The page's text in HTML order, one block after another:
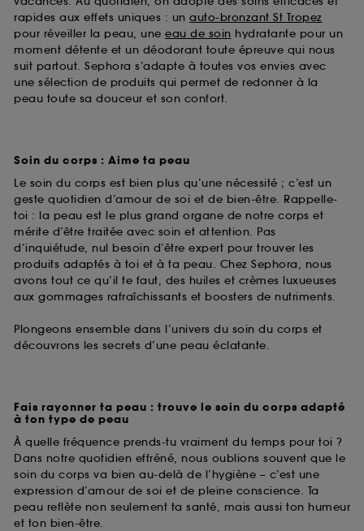
rapides aux effets uniques : un auto-bronzant St Tropez
pour réveiller la peau, une eau de soin hydratante pour un
moment détente et un déodorant toute épreuve qui nous
suit partout. Sephora s’adapte à toutes vos envies avec
une sélection de produits qui permet de redonner à la
peau toute sa douceur et son confort.
Soin du corps : Aime ta peau
Le soin du corps est bien plus qu’une nécessité ; c’est un
geste quotidien d’amour de soi et de bien-être. Rappelle-
toi : la peau est le plus grand organe de notre corps et
mérite d’être traitée avec soin et attention. Pas
d’inquiétude, nul besoin d’être expert pour trouver les
produits adaptés à toi et à ta peau. Chez Sephora, nous
avons tout ce qu’il te faut, des huiles et crèmes luxueuses
aux gommages rafraîchissants et boosters de nutriments.
Plongeons ensemble dans l’univers du soin du corps et
découvrons les secrets d’une peau éclatante.
Fais rayonner ta peau : trouve le soin du corps adapté
à ton type de peau
À quelle fréquence prends-tu vraiment du temps pour toi ?
Dans notre quotidien effréné, nous oublions souvent que le
soin du corps va bien au-delà de l’hygiène – c’est une
expression d’amour de soi et de pleine conscience. Ta
peau reflète non seulement ta santé, mais aussi ton humeur
et ton bien-être.